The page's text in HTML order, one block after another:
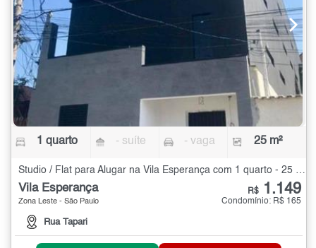
1 quarto - suíte - vaga 25 m²
Studio / Flat para Alugar na Vila Esperança com 1 quarto - 25 m²
Vila Esperança
Zona Leste - São Paulo
Rua Tapari
R$ 1.149
Condomínio: R$ 165